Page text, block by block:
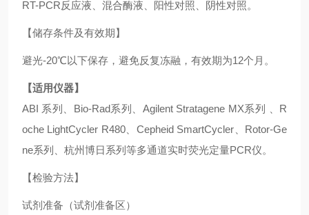
RT-PCR反应液、混合酶液、阳性对照、阴性对照。
【储存条件及有效期】
避光-20℃以下保存，避免反复冻融，有效期为12个月。
【适用仪器】
ABI 系列、Bio-Rad系列、Agilent Stratagene MX系列 、R
oche LightCycler R480、Cepheid SmartCycler、Rotor-Ge
ne系列、杭州博日系列等多通道实时荧光定量PCR仪。
【检验方法】
试剂准备（试剂准备区）